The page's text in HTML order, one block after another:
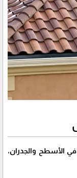
الأسطح والجدران،